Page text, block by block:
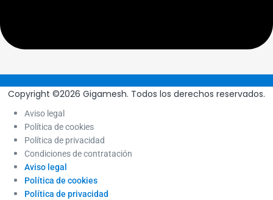
Copyright ©2026 Gigamesh. Todos los derechos reservados.
Aviso legal
Política de cookies
Política de privacidad
Condiciones de contratación
Aviso legal
Política de cookies
Política de privacidad